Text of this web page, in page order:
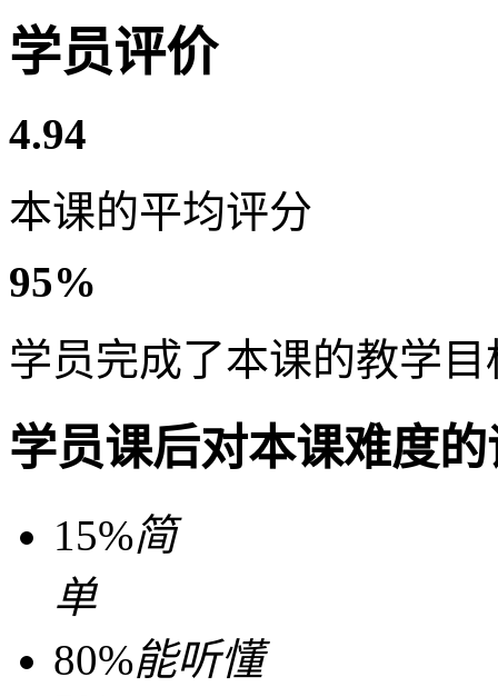
学员评价
4.94
本课的平均评分
95%
学员完成了本课的教学目
学员课后对本课难度
15%简
单
80%能听懂